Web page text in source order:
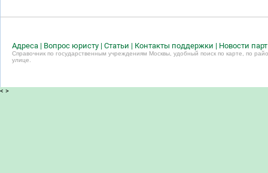
Адреса | Вопрос юристу | Статьи | Контакты поддержки | Новости
Справочник по государственным учреждениям Москвы, удобный поиск по карте, по
улице.
< >